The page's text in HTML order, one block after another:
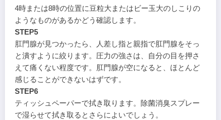
4時または8時の位置に豆粒大またはビー玉大のしこりの
ようなものがあるかどう確認します。
STEP5
肛門腺が見つかったら、人差し指と親指で肛門腺をそっ
と潰すように絞ります。圧力の強さは、自分の目を押さ
えて痛くない程度です。肛門腺が空になると、ほとんど
感じることができないはずです。
STEP6
ティッシュペーパーで拭き取ります。除菌消臭スプレー
で湿らせて拭き取るとさらによいでしょう。